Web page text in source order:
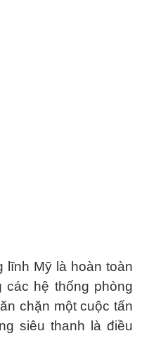
lĩnh Mỹ là hoàn toàn
hệ thống phòng
chặn một cuộc tấn
siêu thanh là điều